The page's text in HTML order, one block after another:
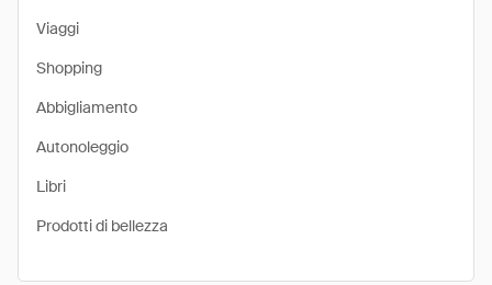
Viaggi
Shopping
Abbigliamento
Autonoleggio
Libri
Prodotti di bellezza